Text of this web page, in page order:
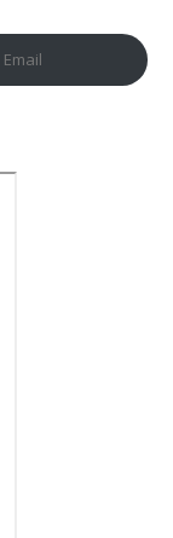
Email